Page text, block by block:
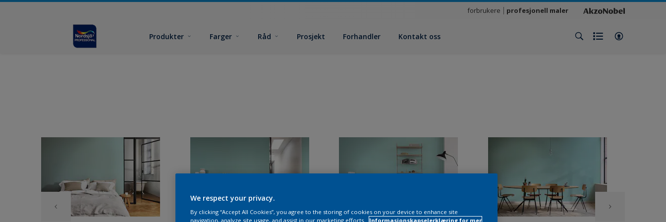
forbrukere profesjonell maler
Produkter Farger Råd Prosjekt Forhandler Kontakt oss
We respect your privacy.
By clicking “Accept All Cookies”, you agree to the storing of cookies on your device to enhance site
navigation, analyze site usage, and assist in our marketing efforts.
Informasjonskapselerklæring for mer